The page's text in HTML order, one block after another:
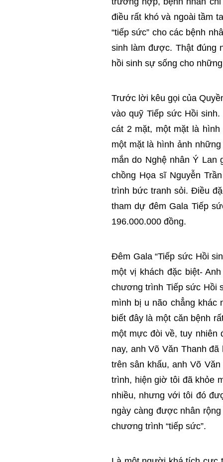
điều rất khó và ngoài tầm
“tiếp sức” cho các bệnh
sinh làm được. Thật đúng
hồi sinh sự sống cho
Trước lời kêu gọi của
vào quỹ Tiếp sức Hồi
cát 2 mặt, một mặt là
một mặt là hình ảnh
mắn do Nghệ nhân Ý Lan
chồng Họa sĩ Nguyễn
trình bức tranh sỏi. Điều
tham dự đêm Gala Tiếp
196.000.000 đồng.
Đêm Gala “Tiếp sức Hồi
một vị khách đặc biệt-
chương trình Tiếp sức Hồi
mình bị u não chẳng khác
biết đây là một căn bệnh
một mực đòi về, tuy
nay, anh Võ Văn Thanh
trên sân khấu, anh Võ
trình, hiện giờ tôi đã khỏe
nhiều, nhưng với tôi đó
ngày càng được nhân
chương trình “tiếp sức”.